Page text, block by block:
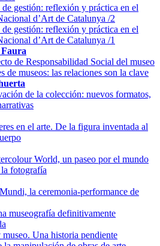
de gestión: reflexión y práctica en el
d’Art de Catalunya /2
de gestión: reflexión y práctica en el
d’Art de Catalunya /1
de Responsabilidad Social del museo
de museos: las relaciones son la clave
de la colección: nuevos formatos,
en el arte. De la figura inventada al
World, un paseo por el mundo
la fotografía
la ceremonia-performance de
museografía definitivamente
Una historia pendiente